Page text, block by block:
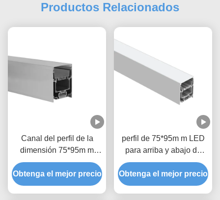
Productos Relacionados
Canal del perfil de la
dimensión 75*95m m
LED para arriba y abajo
de la encender
Obtenga el mejor precio
perfil de 75*95m m LED
para arriba y abajo de
encender la aleación
anodizada 6063
Obtenga el mejor precio